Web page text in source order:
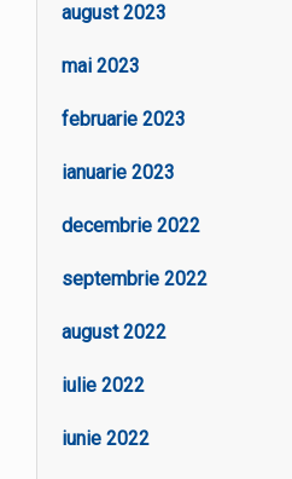
august 2023
mai 2023
februarie 2023
ianuarie 2023
decembrie 2022
septembrie 2022
august 2022
iulie 2022
iunie 2022